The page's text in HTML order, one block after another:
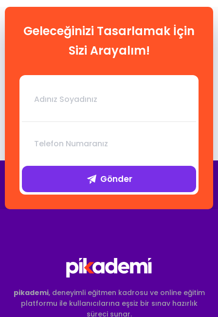
Geleceğinizi Tasarlamak İçin
Sizi Arayalım!
Gönder
pikademi, deneyimli eğitmen kadrosu ve online eğitim
platformu ile kullanıcılarına eşsiz bir sınav hazırlık
süreci sunar.